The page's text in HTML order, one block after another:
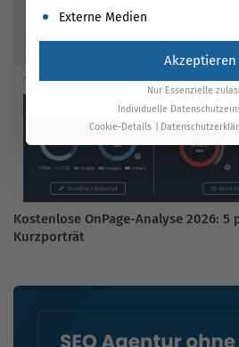
Kostenlose OnPage-Analyse 2026: 5
Kurzporträt
Externe Medien
Akzeptieren
Nur Essenzielle
Individuelle
Cookie-Details